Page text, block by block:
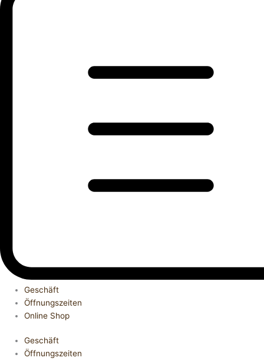
Geschäft
Öffnungszeiten
Online Shop
Geschäft
Öffnungszeiten